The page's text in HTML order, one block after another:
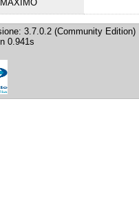
MAXIMO
3.7.0.2 (Community Edition)
0.941s